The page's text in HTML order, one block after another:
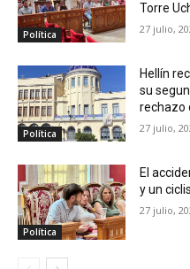
Política
Torre
27 julio,
Política
Hellín
su
rechazo
27 julio,
Política
El
y un
27 julio,